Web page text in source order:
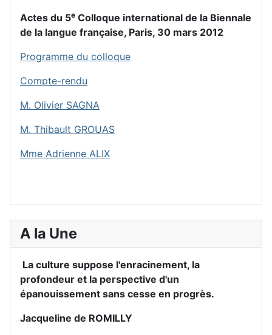
Actes du 5e Colloque international de la Biennale
de la langue française, Paris, 30 mars 2012
Programme du colloque
Compte-rendu
M. Olivier SAGNA
M. Thibault GROUAS
Mme Adrienne ALIX
A la Une
La culture suppose l'enracinement, la
profondeur et la perspective d'un
épanouissement sans cesse en progrès.
Jacqueline de ROMILLY